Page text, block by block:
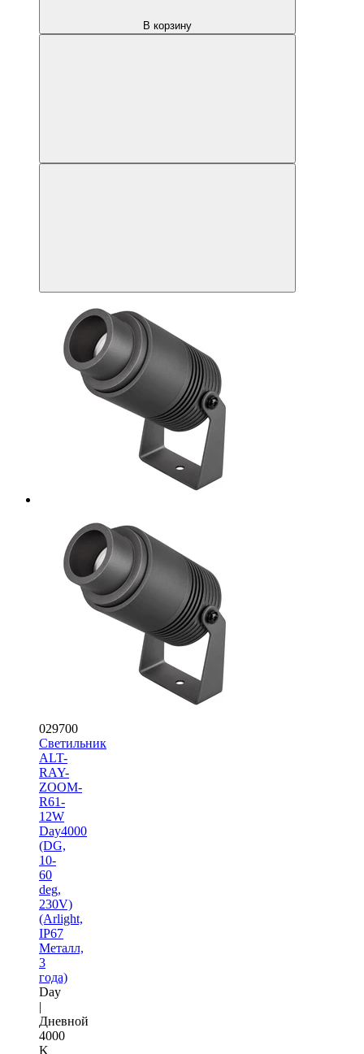
В корзину
029700
Светильник
ALT-
RAY-
ZOOM-
R61-
12W
Day4000
(DG,
10-
60
deg,
230V)
(Arlight,
IP67
Металл,
3
года)
Day
|
Дневной
4000
K